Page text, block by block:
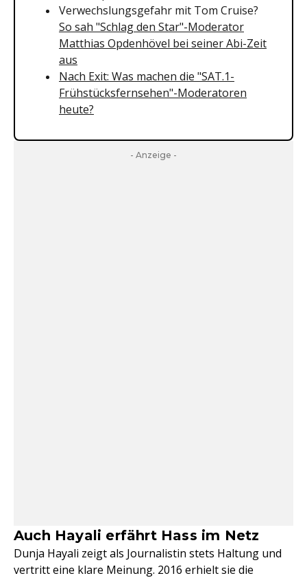
Verwechslungsgefahr mit Tom Cruise?
So sah "Schlag den Star"-Moderator
Matthias Opdenhövel bei seiner Abi-Zeit
aus
Nach Exit: Was machen die "SAT.1-
Frühstücksfernsehen"-Moderatoren
heute?
- Anzeige -
Auch Hayali erfährt Hass im Netz
Dunja Hayali zeigt als Journalistin stets Haltung und
vertritt eine klare Meinung. 2016 erhielt sie die